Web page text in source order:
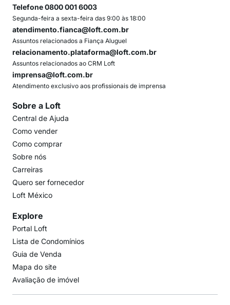
Telefone 0800 001 6003
Segunda-feira a sexta-feira das 9:00 às 18:00
atendimento.fianca@loft.com.br
Assuntos relacionados a Fiança Aluguel
relacionamento.plataforma@loft.com.br
Assuntos relacionados ao CRM Loft
imprensa@loft.com.br
Atendimento exclusivo aos profissionais de imprensa
Sobre a Loft
Central de Ajuda
Como vender
Como comprar
Sobre nós
Carreiras
Quero ser fornecedor
Loft México
Explore
Portal Loft
Lista de Condomínios
Guia de Venda
Mapa do site
Avaliação de imóvel